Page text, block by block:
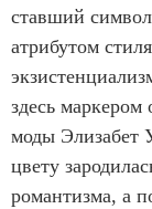
ставший
атрибутом
здесь маркером
моды Элизабет
цвету
романтизма, а